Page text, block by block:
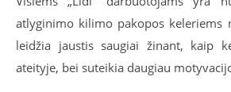
atlyginimo kilimo pakopos keleriems
leidžia jaustis saugiai žinant, kaip
ateityje, bei suteikia daugiau